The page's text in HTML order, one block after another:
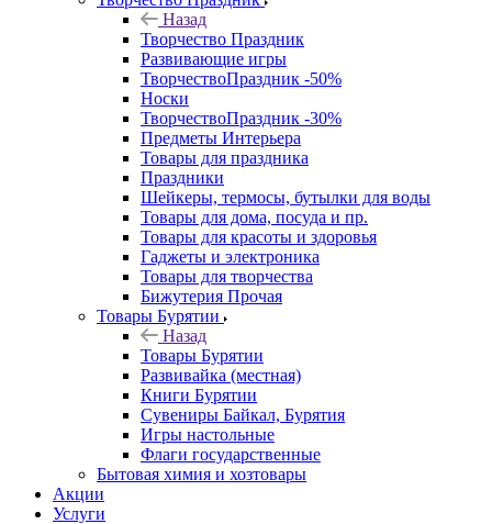
Назад
Творчество Праздник
Развивающие игры
ТворчествоПраздник -50%
Носки
ТворчествоПраздник -30%
Предметы Интерьера
Товары для праздника
Праздники
Шейкеры, термосы, бутылки для воды
Товары для дома, посуда и пр.
Товары для красоты и здоровья
Гаджеты и электроника
Товары для творчества
Бижутерия Прочая
Товары Бурятии
Назад
Товары Бурятии
Развивайка (местная)
Книги Бурятии
Сувениры Байкал, Бурятия
Игры настольные
Флаги государственные
Бытовая химия и хозтовары
Акции
Услуги